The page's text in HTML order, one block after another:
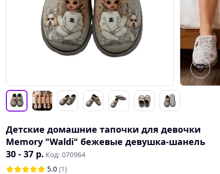
Детские домашние тапочки для девочки
Memory "Waldi" бежевые девушка-шанель
30 - 37 р. Код: 070964
5.0 (1)